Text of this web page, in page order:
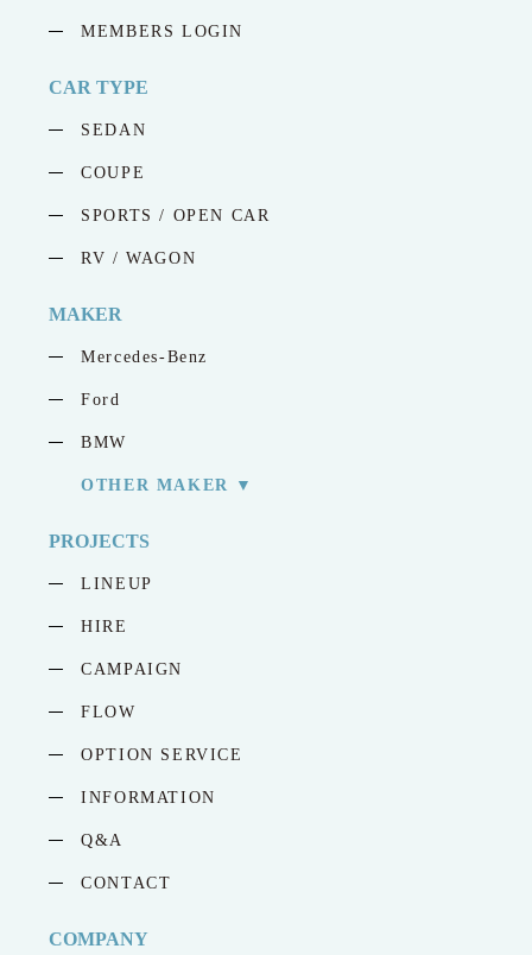
MEMBERS LOGIN
CAR TYPE
SEDAN
COUPE
SPORTS / OPEN CAR
RV / WAGON
MAKER
Mercedes-Benz
Ford
BMW
OTHER MAKER
PROJECTS
LINEUP
HIRE
CAMPAIGN
FLOW
OPTION SERVICE
INFORMATION
Q&A
CONTACT
COMPANY